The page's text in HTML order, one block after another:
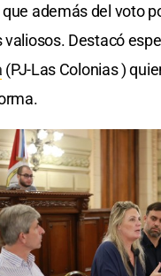
además del voto
valiosos. Destacó
(PJ-Las Colonias )